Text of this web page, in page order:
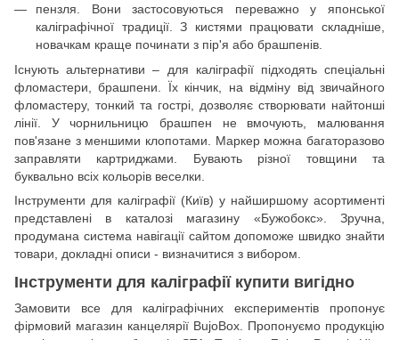
пензля. Вони застосовуються переважно у японської
каліграфічної традиції. З кистями працювати складніше,
новачкам краще починати з пір'я або брашпенів.
Існують альтернативи – для каліграфії підходять спеціальні
фломастери, брашпени. Їх кінчик, на відміну від звичайного
фломастеру, тонкий та гострі, дозволяє створювати найтонші
лінії. У чорнильницю брашпен не вмочують, малювання
пов'язане з меншими клопотами. Маркер можна багаторазово
заправляти картриджами. Бувають різної товщини та
буквально всіх кольорів веселки.
Інструменти для каліграфії (Київ) у найширшому асортименті
представлені в каталозі магазину «Бужобокс». Зручна,
продумана система навігації сайтом допоможе швидко знайти
товари, докладні описи - визначитися з вибором.
Інструменти для каліграфії купити вигідно
Замовити все для каліграфічних експериментів пропонує
фірмовий магазин канцелярії BujoBox. Пропонуємо продукцію